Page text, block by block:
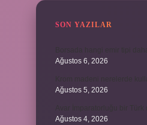
SON YAZILAR
Ağustos 6, 2026
Ağustos 5, 2026
Ağustos 4, 2026